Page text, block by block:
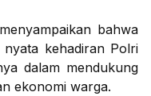
bahwa
kehadiran Polri
dalam mendukung
ekonomi warga.